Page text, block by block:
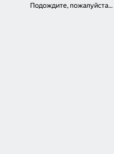
Подождите, пожалуйста...